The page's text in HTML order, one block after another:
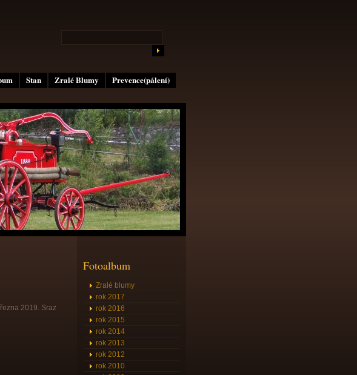
Stan Zralé Blumy
Prevence(pálení)
Fotoalbum
Zralé blumy
rok 2017
rok 2016
rok 2015
rok 2014
rok 2013
rok 2012
rok 2010
2019. Sraz